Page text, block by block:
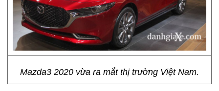
Mazda3 2020 vừa ra mắt thị trường Việt Nam.